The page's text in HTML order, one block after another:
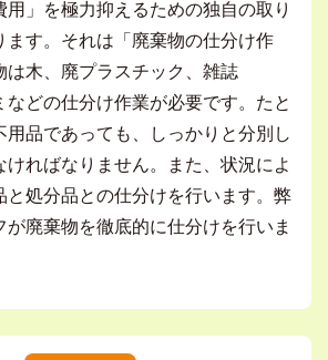
用」を極力抑えるための独自の取り
ます。それは「廃棄物の仕分け作
は木、廃プラスチック、雑誌
などの仕分け作業が必要です。たと
用品であっても、しっかりと分別し
ければなりません。また、状況によ
と処分品との仕分けを行います。弊
が廃棄物を徹底的に仕分けを行いま